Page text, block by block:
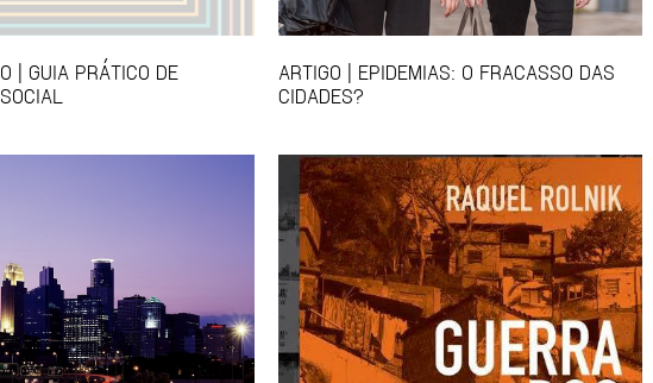
| GUIA PRÁTICO DE
ARTIGO | EPIDEMIAS: O FRACASSO DAS
CIDADES?